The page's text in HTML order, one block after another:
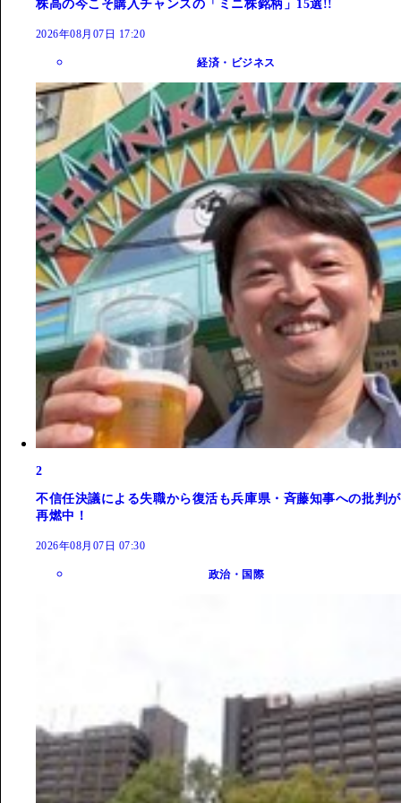
株高の今こそ購入チャンスの「ミニ株銘柄」15選!!
2026年08月07日 17:20
経済・ビジネス
2
不信任決議による失職から復活も兵庫県・斉藤知事への批判が
再燃中！
2026年08月07日 07:30
政治・国際